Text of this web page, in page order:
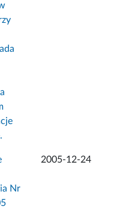
Nr
2005-12-24